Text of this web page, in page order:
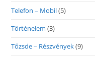
Telefon – Mobil(5)
Történelem (3)
Tőzsde – Részvények(9)